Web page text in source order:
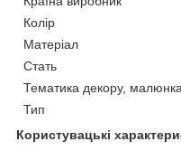
Колір
Матеріал
Стать
Тематика декору, малюнка
Тип
Користувацькі